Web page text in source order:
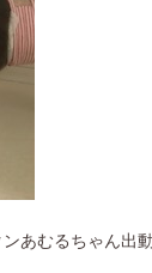
あむるちゃん出